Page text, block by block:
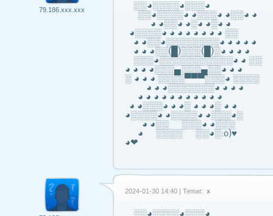
79.186.xxx.xxx
░░◕░░░░◕░░░◕
░░◕░░░░◕ ◕░░░◕ ◕░░◕ ◕
◕ ◕░░◕ ◕░◕ ◕░◕ ◕
◕░░░░◕ ◕ ◕ ◕ ◕ ◕ ◕ ◕ ░░
◕ ◕░░◕░░░░░░░░◕ ◕ ◕ ◕ ◕
◕ ◕ ◕░░(█)░░░(█)░◕ ◕ ◕ ◕
░░░◕░░░░░░░░░░░◕ ◕ ░░
◕ ◕ ◕ ◕░░░▄░░░▄░░◕ ◕ ◕
░ ◕ ◕ ◕ ░░░░▀▀▀░░░◕ ░░░░
◕ ◕ ◕░░░░░░░◕ ◕ ◕ ◕
◕ ◕ ◕ ◕ ◕ ◕ ◕ ◕ ◕ ◕ ◕
◕ ◕░░░◕ ◕ ◕░ ◕ ◕ ◕░ ◕ ◕
◕░░░░◕ ◕░░░░◕ ◕░░░◕░
◕ ◕░░ ░░░◕ ◕░░░
◕ ░░░░ ░░◕░:o)♥
◕❤
2024-01-30 14:40 | Temat: x
░░◕░░░░◕░░░◕